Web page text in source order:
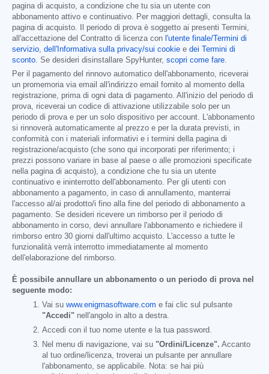
pagina di acquisto, a condizione che tu sia un utente con
abbonamento attivo e continuativo. Per maggiori dettagli, consulta la
pagina di acquisto. Il periodo di prova è soggetto ai presenti Termini,
all'accettazione del Contratto di licenza con l'utente finale/Termini di
servizio dell'Informativa sulla privacy/sui cookie e dei Termini di
sconto . Se desideri disinstallare SpyHunter, scopri come fare
Per il pagamento del rinnovo automatico dell'abbonamento, riceverai
un promemoria via email all'indirizzo email fornito al momento della
registrazione, prima di ogni data di pagamento. All'inizio del periodo di
prova, riceverai un codice di attivazione utilizzabile solo per un
periodo di prova e per un solo dispositivo per account. L'abbonamento
si rinnoverà automaticamente al prezzo e per la durata previsti, in
conformità con i materiali informativi e i termini della pagina di
registrazione/acquisto (che sono qui incorporati per riferimento; i
prezzi possono variare in base al paese o alle promozioni specificate
nella pagina di acquisto), a condizione che tu sia un utente
continuativo e ininterrotto dell'abbonamento. Per gli utenti con
abbonamento a pagamento, in caso di annullamento, manterrai
l'accesso al/ai prodotto/i fino alla fine del periodo di abbonamento a
pagamento. Se desideri ricevere un rimborso per il periodo di
abbonamento in corso, devi annullare l'abbonamento e richiedere il
rimborso entro 30 giorni dall'ultimo acquisto. L'accesso a tutte le
funzionalità verrà interrotto immediatamente al momento
dell'elaborazione del rimborso.
È possibile annullare un abbonamento o un periodo di prova nel
seguente modo:
Vai su www.enigmasoftware.com e fai clic sul pulsante
"Accedi" nell'angolo in alto a destra.
Accedi con il tuo nome utente e la tua password.
Nel menu di navigazione, vai su "Ordini/Licenze". Accanto
al tuo ordine/licenza, troverai un pulsante per annullare
l'abbonamento, se applicabile. Nota: se hai più